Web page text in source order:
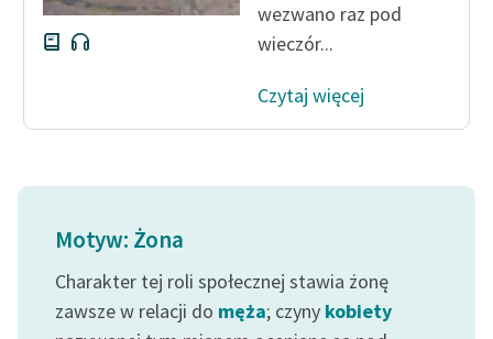
Logotypy
Dane fundacji i
sprawozdania finansowe
Regulamin darowizn
Informacja o treściach
wezwano raz pod
wieczór...
Czytaj więcej
Motyw: Żona
Charakter tej roli społecznej stawia żonę
zawsze w relacji do męża; czyny kobiety